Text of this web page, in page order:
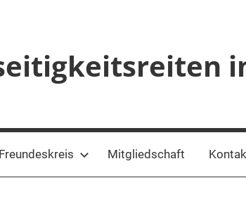
Mitgliedschaft